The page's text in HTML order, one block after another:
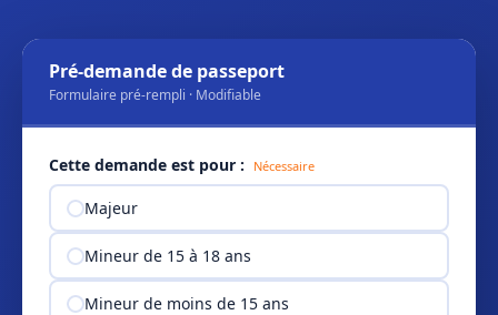
Pré-demande de passeport
Formulaire pré-rempli · Modifiable
Cette demande est pour : Nécessaire
Majeur
Mineur de 15 à 18 ans
Mineur de moins de 15 ans